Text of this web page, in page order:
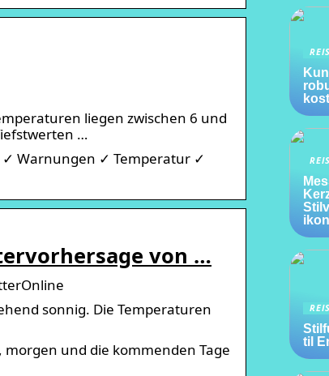
liegen zwischen 6 und
…
✓ Warnungen ✓ Temperatur ✓
von …
sonnig. Die Temperaturen
und die kommenden Tage
til